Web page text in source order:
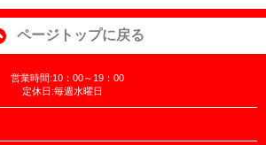
ページトップに戻る
営業時間:10：00～19：00
定休日:毎週水曜日